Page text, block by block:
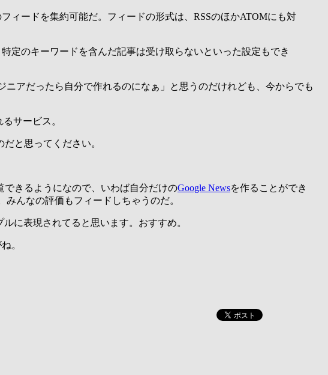
ィードを集約可能だ。フィードの形式は、RSSのほかATOMにも対
定のキーワードを含んだ記事は受け取らないといった設定もでき
アだったら自分で作れるのになぁ」と思うのだけれども、今からでも
サービス。
と思ってください。
きるようになので、いわば自分だけのGoogle Newsを作ることができ
んなの評価もフィードしちゃうのだ。
に表現されてると思います。おすすめ。
。